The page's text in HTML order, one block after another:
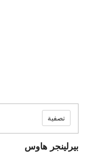
بيرلينجر هاوس
تصفية